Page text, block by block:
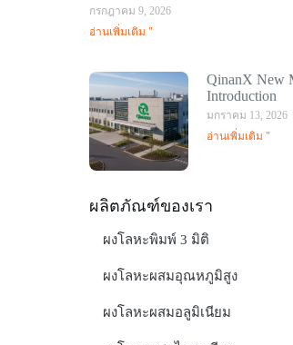
กรกฎาคม 9, 2026
อ่านเพิ่มเติม "
QinanX New
Introduction
มกราคม 13, 2026
อ่านเพิ่มเติม "
ผลิตภัณฑ์ของเรา
ผงโลหะพิมพ์ 3 มิติ
ผงโลหะผสมอุณหภูมิสูง
ผงโลหะผสมอลูมิเนียม